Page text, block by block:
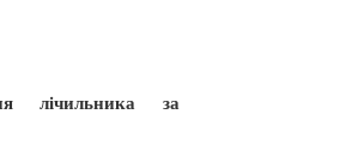
лічильника за